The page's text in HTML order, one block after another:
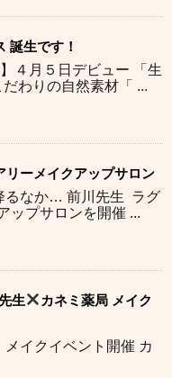
誕生です！
４月５日デビュー 「生
わりの自然素材「 ...
リーメイクアップサロン
るなか… 前川先生 ラグ
ップサロンを開催 ...
生
カネミ薬局 メイク
メイクイベント開催 カ